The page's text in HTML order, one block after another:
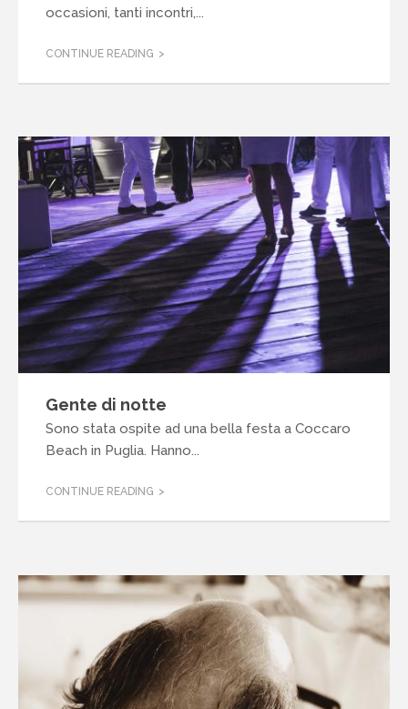
occasioni, tanti incontri,...
CONTINUE READING
Gente di notte
Sono stata ospite ad una bella festa a Coccaro
Beach in Puglia. Hanno...
CONTINUE READING